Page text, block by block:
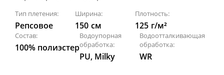
Тип плетения:
Репсовое
Ширина:
150 см
Плотность:
125 г/м²
Состав:
100% полиэстер
Водоупорная
обработка:
PU, Milky
Водоотталкивающая
обработка:
WR